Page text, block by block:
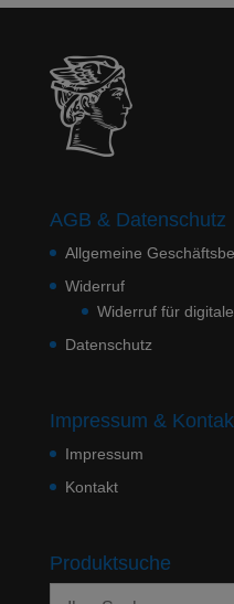
AGB & Datenschutz
Allgemeine
Widerruf
Widerruf für
Datenschutz
Impressum &
Impressum
Kontakt
Produktsuche